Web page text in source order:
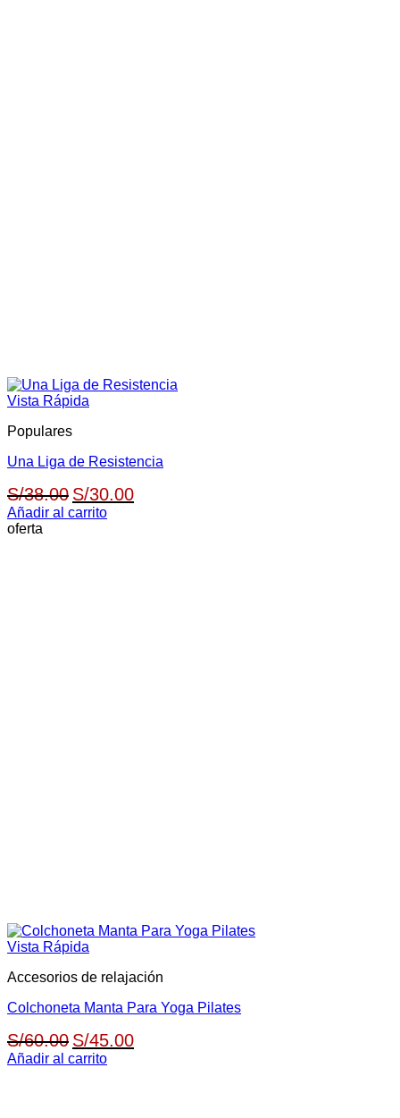
Vista Rápida
Populares
Una Liga de Resistencia
S/38.00 El
precio
S/30.00El
Añadir al carrito
oferta
Vista Rápida
Accesorios de relajación
Colchoneta Manta Para Yoga Pilates
S/60.00 El
precio
S/45.00El
Añadir al carrito